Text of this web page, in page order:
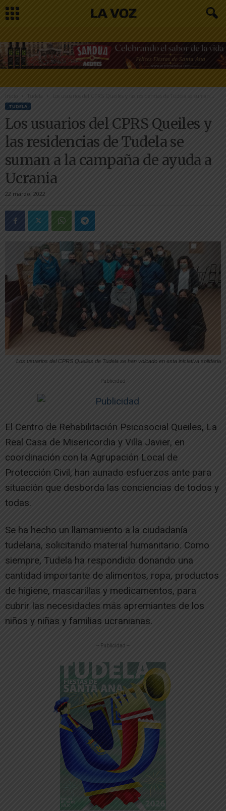
Inicio Tudela Los usuarios del CPRS Queiles y las residencias de Tudela se suman...
TUDELA
Los usuarios del CPRS Queiles y
las residencias de Tudela se
suman a la campaña de ayuda a
Ucrania
22 marzo, 2022
Los usuarios del CPRS Queiles de Tudela se han volcado en esta iniciativa solidaria
-- Publicidad --
El Centro de Rehabilitación Psicosocial Queiles, La
Real Casa de Misericordia y Villa Javier, en
coordinación con la Agrupación Local de
Protección Civil, han aunado esfuerzos ante para
situación que desborda las conciencias de todos y
todas.
Se ha hecho un llamamiento a la ciudadanía
tudelana, solicitando material humanitario. Como
siempre, Tudela ha respondido donando una
cantidad importante de alimentos, ropa, productos
de higiene, mascarillas y medicamentos, para
cubrir las necesidades más apremiantes de los
niños y niñas y familias ucranianas.
-- Publicidad --